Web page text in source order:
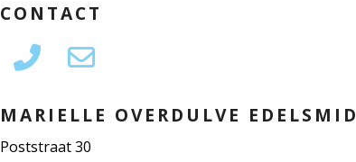
CONTACT
MARIELLE OVERDULVE EDELSMID
Poststraat 30